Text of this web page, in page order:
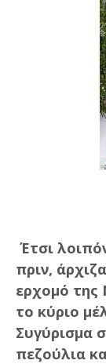
Έτσι
πριν,
ερχομό της
το κύριο
Συγύρισμα
πεζούλια